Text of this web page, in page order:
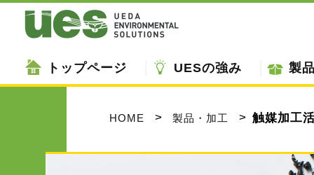
トップページ UESの強み 製
HOME 製品・加工 触媒加工